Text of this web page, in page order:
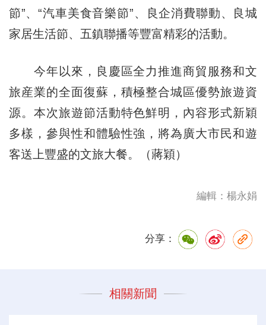
節”、“汽車美食音樂節”、良企消費聯動、良城
家居生活節、五鎮聯播等豐富精彩的活動。
今年以來，良慶區全力推進商貿服務和文
旅産業的全面復蘇，積極整合城區優勢旅遊資
源。本次旅遊節活動特色鮮明，內容形式新穎
多樣，參與性和體驗性強，將為廣大市民和遊
客送上豐盛的文旅大餐。（蔣穎）
編輯：楊永娟
分享：
相關新聞